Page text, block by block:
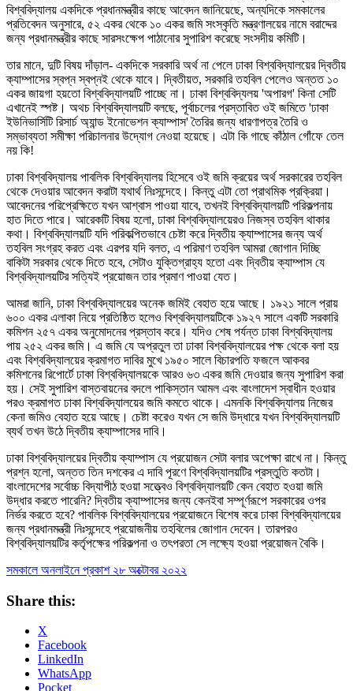
বিশ্ববিদ্যালয় একদিকে প্রধানমন্ত্রীর কাছে আবেদন জানিয়েছে, অন্যদিকে সমকালের
প্রতিবেদন অনুসারে, ৫২ একর থেকে ১০ একর জমি সংস্কৃতি মন্ত্রণালয়ের নামে বরাদ্দের
জন্য প্রধানমন্ত্রীর কাছে সারসংক্ষেপ পাঠানোর সুপারিশ করেছে সংসদীয় কমিটি।
তার মানে, দুটি বিষয় দাঁড়াল- একদিকে সরকারি অর্থ না পেলে ঢাকা বিশ্ববিদ্যালয়ের দ্বিতীয়
ক্যাম্পাসের স্বপ্ন স্বপ্নই থেকে যাবে। দ্বিতীয়ত, সরকারি তহবিল পেলেও অন্তত ১০
একর জায়গা হয়তো বিশ্ববিদ্যালয়টি পাচ্ছে না। ঢাকা বিশ্ববিদ্যলয় 'অপারগ' কিনা সেটি
এখানেই স্পষ্ট। অথচ বিশ্ববিদ্যালয়টি বলছে, পূর্বাচলের প্রস্তাবিত ওই জমিতে 'ঢাকা
ইউনিভার্সিটি রিসার্চ অ্যান্ড ইনোভেশন ক্যাম্পাস' তৈরির জন্য ধারণাপত্র তৈরি ও
সম্ভাব্যতা সমীক্ষা পরিচালনার উদ্যোগ নেওয়া হয়েছে। এটা কি গাছে কাঁঠাল গোঁফে তেল
নয় কি!
ঢাকা বিশ্ববিদ্যালয় পাবলিক বিশ্ববিদ্যালয় হিসেবে ওই জমি ক্রয়ের অর্থ সরকারের তহবিল
থেকে দেওয়ার আবেদন করাটা যথার্থ নিঃসন্দেহে। কিন্তু এটা তো প্রাথমিক প্রক্রিয়া।
আবেদনের পরিপ্রেক্ষিতে যখন আশ্বাস পাওয়া যাবে, তখনই বিশ্ববিদ্যালয়টি পরিকল্পনায়
হাত দিতে পারে। আরেকটি বিষয় হলো, ঢাকা বিশ্ববিদ্যালয়েরও নিজস্ব তহবিল থাকার
কথা। বিশ্ববিদ্যালয়টি যদি পরিকল্পিতভাবে চেষ্টা করে দ্বিতীয় ক্যাম্পাসের জন্য অর্থ
তহবিল সংগ্রহ করত এবং এরপর যদি বলত, এ পরিমাণ তহবিল আমরা জোগান দিচ্ছি
বাকিটা সরকার থেকে দিতে হবে, সেটাও যুক্তিগ্রাহ্য হতো এবং দ্বিতীয় ক্যাম্পাস যে
বিশ্ববিদ্যালয়টির সত্যিই প্রয়োজন তার প্রমাণ পাওয়া যেত।
আমরা জানি, ঢাকা বিশ্ববিদ্যালয়ের অনেক জমিই বেহাত হয়ে আছে। ১৯২১ সালে প্রায়
৬০০ একর এলাকা নিয়ে প্রতিষ্ঠিত হলেও বিশ্ববিদ্যালয়টিকে ১৯২৭ সালে একটি সরকারি
কমিশন ২৫৭ একর অনুমোদনের প্রস্তাব করে। যদিও শেষ পর্যন্ত ঢাকা বিশ্ববিদ্যালয়
পায় ২৫২ একর জমি। এ জমি যে অপ্রতুল তা ঢাকা বিশ্ববিদ্যালয়ের পক্ষ থেকে বলা হয়
এবং বিশ্ববিদ্যালয়ের ক্রমাগত দাবির মুখে ১৯৫০ সালে বিচারপতি ফজলে আকবর
কমিশনের রিপোর্টে ঢাকা বিশ্ববিদ্যালয়কে আরও ৬৩ একর জমি দেওয়ার জন্য সুপারিশ করা
হয়। সেই সুপারিশ বাস্তবায়নের বদলে পাকিস্তান আমল এবং বাংলাদেশ স্বাধীন হওয়ার
পরও ক্রমাগত ঢাকা বিশ্ববিদ্যালয়ের জমি কমতে থাকে। এমনকি বিশ্ববিদ্যালয় নিজের
কেনা জমিও বেহাত হয়ে আছে। চেষ্টা করেও যখন সে জমি উদ্ধারে যখন বিশ্ববিদ্যালয়টি
ব্যর্থ তখন উঠে দ্বিতীয় ক্যাম্পাসের দাবি।
ঢাকা বিশ্ববিদ্যালয়ের দ্বিতীয় ক্যাম্পাস যে প্রয়োজন সেটা বলার অপেক্ষা রাখে না। কিন্তু
প্রশ্ন হলো, অন্তত তিন দশকের এ দাবি পূরণে বিশ্ববিদ্যালয়টির প্রস্তুতি কতটা।
বাংলাদেশের সর্বোচ্চ বিদ্যাপীঠ হওয়া সত্ত্বেও বিশ্ববিদ্যালয়টি কেন বেহাত হওয়া জমি
উদ্ধার করতে পারেনি? দ্বিতীয় ক্যাম্পাসের জন্য কেনইবা সম্পূর্ণরূপে সরকারের ওপর
নির্ভর করতে হবে? পাবলিক বিশ্ববিদ্যালয়ের প্রয়োজনে বিশেষ করে ঢাকা বিশ্ববিদ্যালয়ের
জন্য প্রধানমন্ত্রী নিঃসন্দেহে প্রয়োজনীয় তহবিলের জোগান দেবেন। তারপরও
বিশ্ববিদ্যালয়টির কর্তৃপক্ষের পরিকল্পনা ও তৎপরতা সে লক্ষ্যে হওয়া প্রয়োজন বৈকি।
সমকালে অনলাইনে প্রকাশ ২৮ অক্টোবর ২০২২
Share this:
X
Facebook
LinkedIn
WhatsApp
Pocket